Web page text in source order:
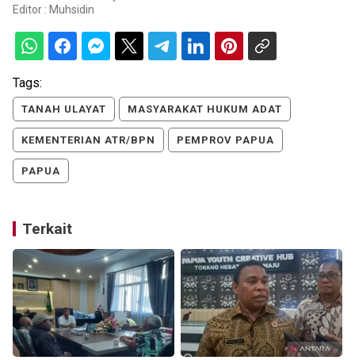
Editor : Muhsidin
Tags:
TANAH ULAYAT MASYARAKAT HUKUM ADAT
KEMENTERIAN ATR/BPN PEMPROV PAPUA
PAPUA
Terkait